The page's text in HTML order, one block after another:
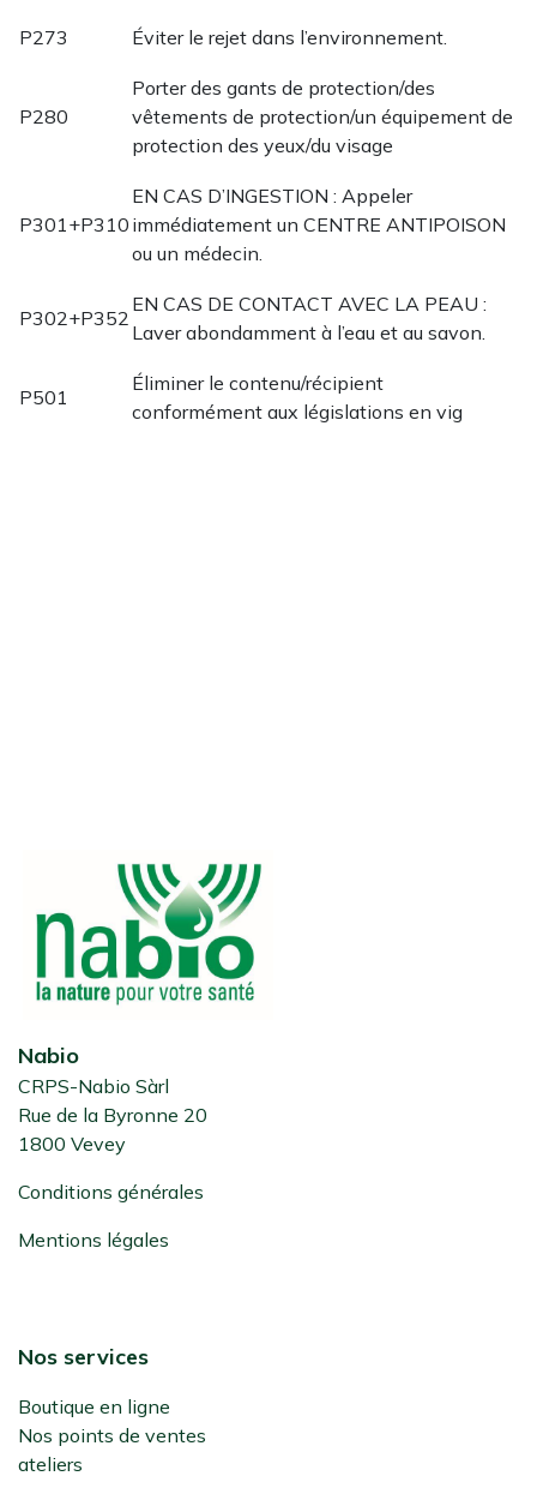
P273 Éviter le rejet dans l’environnement.
P280
Porter des gants de protection/des
vêtements de protection/un équipement de
protection des yeux/du visage
P301+P310
EN CAS D’INGESTION : Appeler
immédiatement un CENTRE ANTIPOISON
ou un médecin.
P302+P352
EN CAS DE CONTACT AVEC LA PEAU :
Laver abondamment à l’eau et au savon.
P501
Éliminer le contenu/récipient
conformément aux législations en vig
Nabio
CRPS-Nabio Sàrl
Rue de la Byronne 20
1800 Vevey
Conditions générales
Mentions légales
Nos services
Boutique en ligne
Nos points de ventes
ateliers